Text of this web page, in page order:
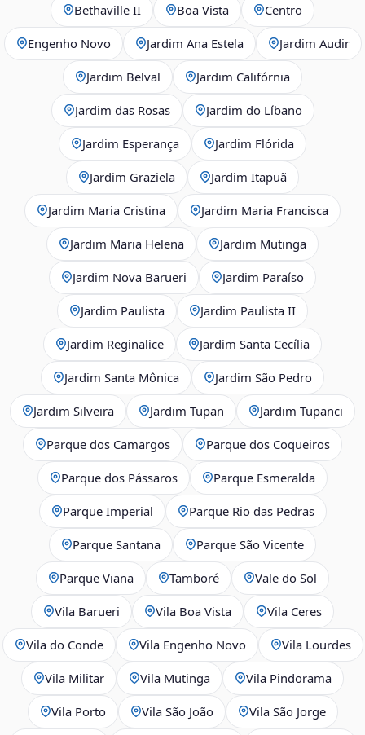
Bethaville II Boa Vista Centro
Engenho Novo Jardim Ana Estela Jardim Audir
Jardim Belval Jardim Califórnia
Jardim das Rosas Jardim do Líbano
Jardim Esperança Jardim Flórida
Jardim Graziela Jardim Itapuã
Jardim Maria Cristina Jardim Maria Francisca
Jardim Maria Helena Jardim Mutinga
Jardim Nova Barueri Jardim Paraíso
Jardim Paulista Jardim Paulista II
Jardim Reginalice Jardim Santa Cecília
Jardim Santa Mônica Jardim São Pedro
Jardim Silveira Jardim Tupan Jardim Tupanci
Parque dos Camargos Parque dos Coqueiros
Parque dos Pássaros Parque Esmeralda
Parque Imperial Parque Rio das Pedras
Parque Santana Parque São Vicente
Parque Viana Tamboré Vale do Sol
Vila Barueri Vila Boa Vista Vila Ceres
Vila do Conde Vila Engenho Novo Vila Lourdes
Vila Militar Vila Mutinga Vila Pindorama
Vila Porto Vila São João Vila São Jorge